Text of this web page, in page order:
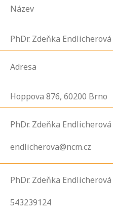
Název
PhDr. Zdeňka Endlicherová
Adresa
Hoppova 876, 60200 Brno
PhDr. Zdeňka Endlicherová
endlicherova@ncm.cz
PhDr. Zdeňka Endlicherová
543239124